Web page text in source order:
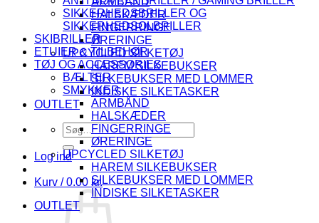
HALSKÆDER
FINGERRINGE
ØRERINGE
UPCYCLED SILKETØJ
HAREM SILKEBUKSER
SILKEBUKSER MED LOMMER
INDISKE SILKETASKER
OUTLET
Søg
efter:
Log ind
Kurv /0.00 kr.
SIKKERHEDSBRILLER OG
SIKKERHEDSOLBRILLER
SKIBRILLER
ETUIER & TILBEHØR
TØJ OG ACCESSORIES
BÆLTER
SMYKKER
ARMBÅND
HALSKÆDER
FINGERRINGE
ØRERINGE
UPCYCLED SILKETØJ
HAREM SILKEBUKSER
SILKEBUKSER MED LOMMER
INDISKE SILKETASKER
OUTLET